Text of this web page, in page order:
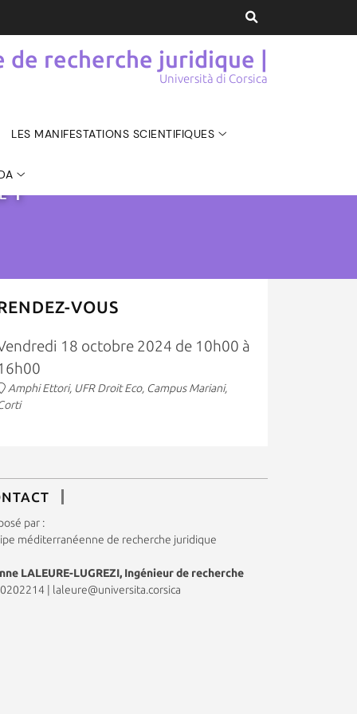
de recherche juridique |
Università di Corsica
LES MANIFESTATIONS SCIENTIFIQUES
|
VOUS
18 octobre 2024 de 10h00 à
Amphi Ettori, UFR Droit Eco, Campus Mariani,
par :
méditerranéenne de recherche juridique
LALEURE-LUGREZI, Ingénieur de recherche
laleure@universita.corsica